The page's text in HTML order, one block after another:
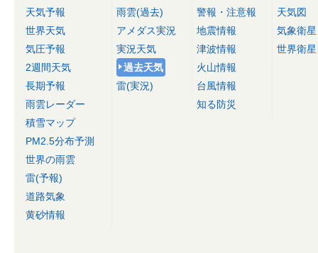
天気予報
世界天気
気圧予報
2週間天気
長期予報
雨雲レーダー
積雪マップ
PM2.5分布予測
世界の雨雲
雷(予報)
道路気象
黄砂情報
雨雲(過去)
アメダス実況
実況天気
過去天気
雷(実況)
警報・注意報
地震情報
津波情報
火山情報
台風情報
知る防災
天気図
気象衛星
世界衛星